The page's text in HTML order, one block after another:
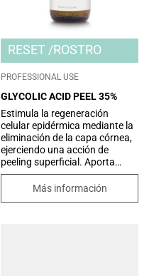
RESET ROSTRO
PROFESSIONAL USE
GLYCOLIC ACID PEEL 35%
Estimula la regeneración
celular epidérmica mediante la
eliminación de la capa córnea,
ejerciendo una acción de
peeling superficial. Aporta
numerosos beneficios: mejora
la uniformidad del tono de la
Más información